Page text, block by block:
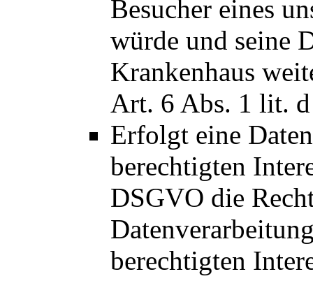
Besucher eines
würde und seine
Krankenhaus
Art. 6 Abs. 1 lit.
Erfolgt eine
berechtigten
DSGVO die
berechtigten